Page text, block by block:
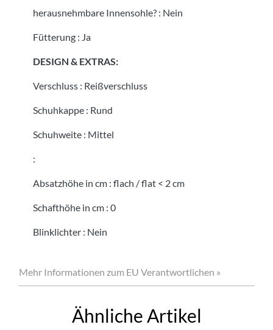
herausnehmbare Innensohle? : Nein
Fütterung : Ja
DESIGN & EXTRAS:
Verschluss : Reißverschluss
Schuhkappe : Rund
Schuhweite : Mittel
:
Absatzhöhe in cm : flach / flat < 2 cm
Schafthöhe in cm : 0
Blinklichter : Nein
Mehr Informationen zum EU Verantwortlichen »
Ähnliche Artikel